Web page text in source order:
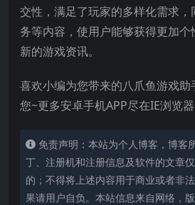
交性，满足了玩家的多样化需求，
务等内容，使用户能够获得更加
新的游戏资讯。
喜欢小编为您带来的八爪鱼游戏
您~更多安卓手机APP尽在IE浏览
免责声明：本站为个人博客，博客
丁、注册机和注册信息及软件的文章
的；不得将上述内容用于商业或者非
果请用户自负。本站信息来自网络，